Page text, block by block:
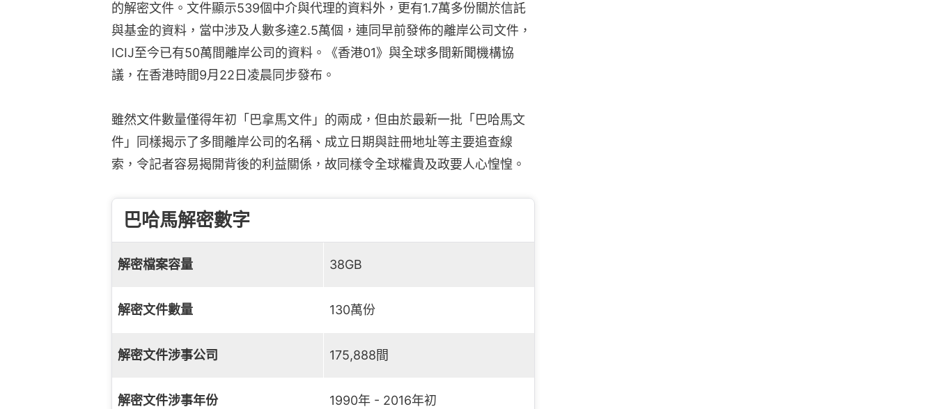
的解密文件。文件顯示539個中介與代理的資料外，更有1.7萬多份關於信託
與基金的資料，當中涉及人數多達2.5萬個，連同早前發佈的離岸公司文件，
ICIJ至今已有50萬間離岸公司的資料。《香港01》與全球多間新聞機構協
議，在香港時間9月22日凌晨同步發布。
雖然文件數量僅得年初「巴拿馬文件」的兩成，但由於最新一批「巴哈馬文
件」同樣揭示了多間離岸公司的名稱、成立日期與註冊地址等主要追查線
索，令記者容易揭開背後的利益關係，故同樣令全球權貴及政要人心惶惶。
巴哈馬解密數字
解密檔案容量 38GB
解密文件數量 130萬份
解密文件涉事公司 175,888間
解密文件涉事年份 1990年 - 2016年初